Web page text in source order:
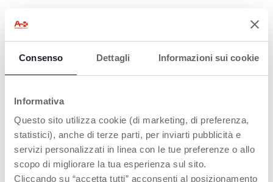
Consenso Dettagli Informazioni sui cookie
Informativa
Questo sito utilizza cookie (di marketing, di preferenza,
statistici), anche di terze parti, per inviarti pubblicità e
servizi personalizzati in linea con le tue preferenze o allo
scopo di migliorare la tua esperienza sul sito.
Cliccando su “accetta tutti” acconsenti al posizionamento
PRODUKTE, DIE SIE INTERESSIEREN